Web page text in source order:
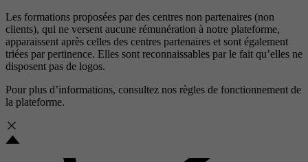
Les formations proposées par des centres non partenaires (non
clients), qui ne versent aucune rémunération à notre plateforme,
apparaissent après celles des centres partenaires et sont également
triées par pertinence. Elles sont reconnaissables par le fait qu’elles ne
disposent pas de logos.
Pour plus d’informations, consultez nos règles de fonctionnement de
la plateforme.